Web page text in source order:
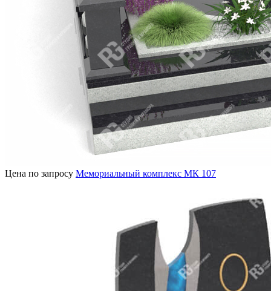
Цена по запросу Мемориальный комплекс МК 107